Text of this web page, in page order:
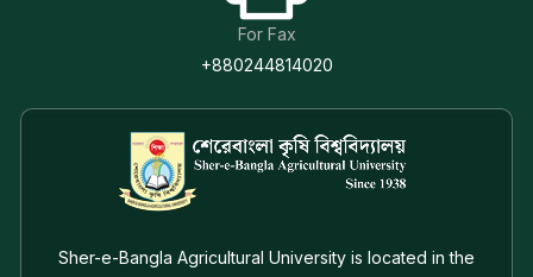
For Fax
+880244814020
Sher-e-Bangla Agricultural University is located in the